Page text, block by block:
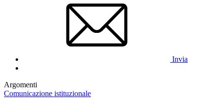
Invia
Argomenti
Comunicazione istituzionale